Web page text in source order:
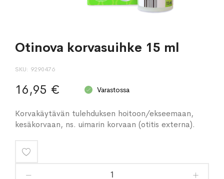
Otinova korvasuihke 15 ml
SKU 9290476
16,95 € Varastossa
Korvakäytävän tulehduksen hoitoon/ekseemaan,
kesäkorvaan, ns. uimarin korvaan (otitis externa).
toivelistaan